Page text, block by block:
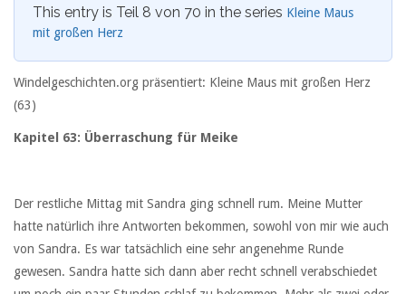
This entry is Teil 8 von 70 in the series Kleine Maus
mit großen Herz
Windelgeschichten.org präsentiert: Kleine Maus mit großen Herz
(63)
Kapitel 63: Überraschung für Meike
Der restliche Mittag mit Sandra ging schnell rum. Meine Mutter
hatte natürlich ihre Antworten bekommen, sowohl von mir wie auch
von Sandra. Es war tatsächlich eine sehr angenehme Runde
gewesen. Sandra hatte sich dann aber recht schnell verabschiedet